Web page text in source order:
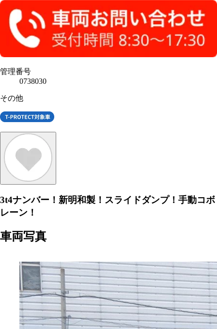
管理番号
0738030
その他
3t4ナンバー！新明和製！スライドダンプ！手動コボ
レーン！
車両写真